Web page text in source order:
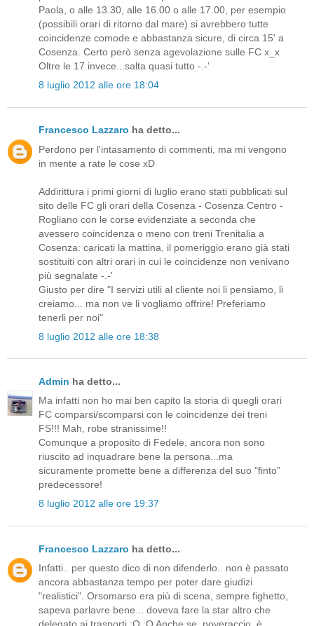
Paola, o alle 13.30, alle 16.00 o alle 17.00, per esempio
(possibili orari di ritorno dal mare) si avrebbero tutte
coincidenze comode e abbastanza sicure, di circa 15' a
Cosenza. Certo però senza agevolazione sulle FC x_x
Oltre le 17 invece...salta quasi tutto -.-'
8 luglio 2012 alle ore 18:04
Francesco Lazzaro ha detto...
Perdono per l'intasamento di commenti, ma mi vengono
in mente a rate le cose xD
Addirittura i primi giorni di luglio erano stati pubblicati sul
sito delle FC gli orari della Cosenza - Cosenza Centro -
Rogliano con le corse evidenziate a seconda che
avessero coincidenza o meno con treni Trenitalia a
Cosenza: caricati la mattina, il pomeriggio erano già stati
sostituiti con altri orari in cui le coincidenze non venivano
più segnalate -.-'
Giusto per dire "I servizi utili al cliente noi li pensiamo, li
creiamo... ma non ve li vogliamo offrire! Preferiamo
tenerli per noi"
8 luglio 2012 alle ore 18:38
Admin ha detto...
Ma infatti non ho mai ben capito la storia di quegli orari
FC comparsi/scomparsi con le coincidenze dei treni
FS!!! Mah, robe stranissime!!
Comunque a proposito di Fedele, ancora non sono
riuscito ad inquadrare bene la persona...ma
sicuramente promette bene a differenza del suo "finto"
predecessore!
8 luglio 2012 alle ore 19:37
Francesco Lazzaro ha detto...
Infatti.. per questo dico di non difenderlo.. non è passato
ancora abbastanza tempo per poter dare giudizi
"realistici". Orsomarso era più di scena, sempre fighetto,
sapeva parlavre bene... doveva fare la star altro che
delegato ai trasporti :O :O Anche se, poveraccio, è